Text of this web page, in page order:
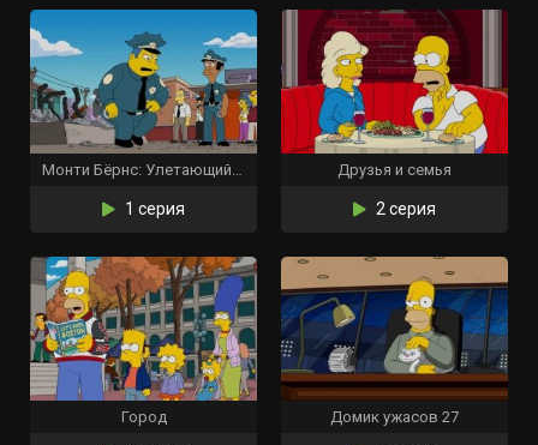
Монти Бёрнс: Улетающий цирк
1 серия
Друзья и семья
2 серия
Город Домик ужасов 27